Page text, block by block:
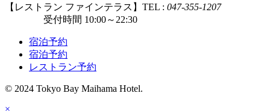
【レストラン ファインテラス】TEL : 047-355-1207
受付時間 10:00～22:30
宿泊予約
宿泊予約
レストラン予約
© 2024 Tokyo Bay Maihama Hotel.
×